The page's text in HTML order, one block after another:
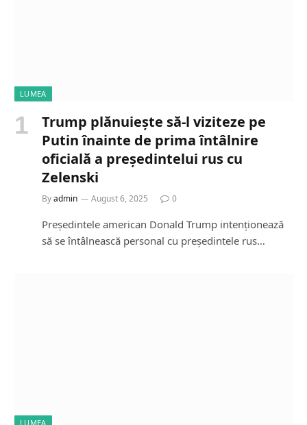
LUMEA
Trump plănuiește să-l viziteze pe
Putin înainte de prima întâlnire
oficială a președintelui rus cu
Zelenski
Byadmin August 6, 2025 0
Președintele american Donald Trump intenționează
să se întâlnească personal cu președintele rus…
LUMEA